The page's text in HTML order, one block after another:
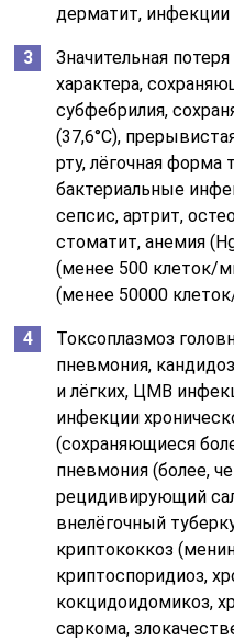
дерматит, инфекции
Значительная
характера,
субфебрилия,
(37,6°C),
рту, лёгочная форма
бактериальные
сепсис, артрит,
стоматит, анемия
(менее 500 клеток/
(менее 50000
Токсоплазмоз
пневмония,
и лёгких, ЦМВ
инфекции
(сохраняющиеся
пневмония (более,
рецидивирующий
внелёгочный
криптококкоз
криптоспоридиоз,
кокцидоидомикоз,
саркома,